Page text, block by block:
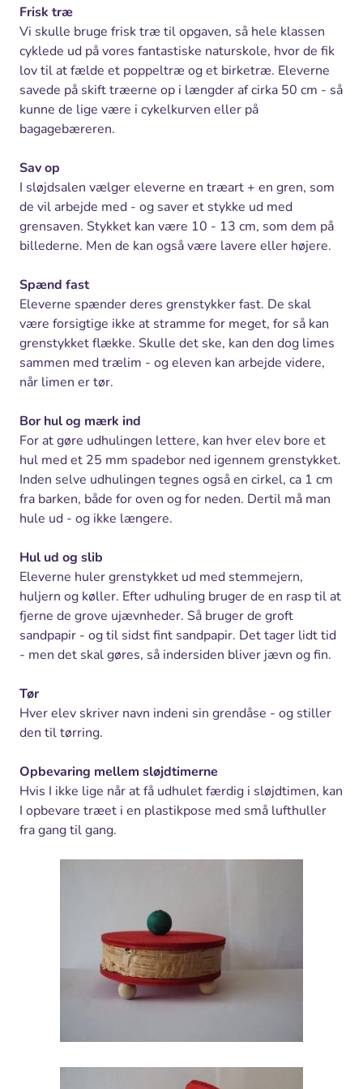
Frisk træ
Vi skulle bruge frisk træ til opgaven, så hele klassen
cyklede ud på vores fantastiske naturskole, hvor de fik
lov til at fælde et poppeltræ og et birketræ. Eleverne
savede på skift træerne op i længder af cirka 50 cm - så
kunne de lige være i cykelkurven eller på
bagagebæreren.
Sav op
I sløjdsalen vælger eleverne en træart + en gren, som
de vil arbejde med - og saver et stykke ud med
grensaven. Stykket kan være 10 - 13 cm, som dem på
billederne. Men de kan også være lavere eller højere.
Spænd fast
Eleverne spænder deres grenstykker fast. De skal
være forsigtige ikke at stramme for meget, for så kan
grenstykket flække. Skulle det ske, kan den dog limes
sammen med trælim - og eleven kan arbejde videre,
når limen er tør.
Bor hul og mærk ind
For at gøre udhulingen lettere, kan hver elev bore et
hul med et 25 mm spadebor ned igennem grenstykket.
Inden selve udhulingen tegnes også en cirkel, ca 1 cm
fra barken, både for oven og for neden. Dertil må man
hule ud - og ikke længere.
Hul ud og slib
Eleverne huler grenstykket ud med stemmejern,
huljern og køller. Efter udhuling bruger de en rasp til at
fjerne de grove ujævnheder. Så bruger de groft
sandpapir - og til sidst fint sandpapir. Det tager lidt tid
- men det skal gøres, så indersiden bliver jævn og fin.
Tør
Hver elev skriver navn indeni sin grendåse - og stiller
den til tørring.
Opbevaring mellem sløjdtimerne
Hvis I ikke lige når at få udhulet færdig i sløjdtimen, kan
I opbevare træet i en plastikpose med små lufthuller
fra gang til gang.